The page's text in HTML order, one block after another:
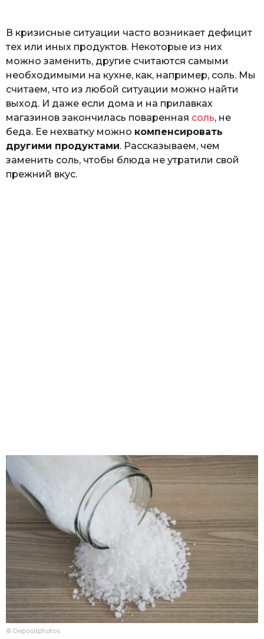
р
к
л
ю
к
В кризисные ситуации часто возникает дефицит
тех или иных продуктов. Некоторые из них
можно заменить, другие считаются самыми
необходимыми на кухне, как, например, соль. Мы
считаем, что из любой ситуации можно найти
выход. И даже если дома и на прилавках
магазинов закончилась поваренная соль, не
беда. Ее нехватку можно компенсировать
другими продуктами. Рассказываем, чем
заменить соль, чтобы блюда не утратили свой
прежний вкус.
© Depositphotos